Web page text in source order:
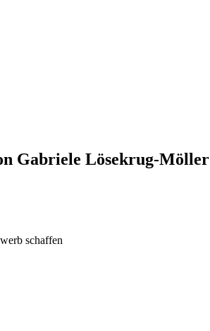
Gabriele Lösekrug-Möller
schaffen